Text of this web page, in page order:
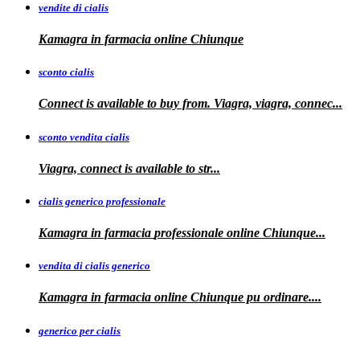
vendite di cialis
Kamagra in farmacia online Chiunque
sconto cialis
Connect is available to buy from. Viagra, viagra, connec...
sconto vendita cialis
Viagra, connect is available to str...
cialis generico professionale
Kamagra in farmacia professionale online Chiunque...
vendita di cialis generico
Kamagra in farmacia online Chiunque pu ordinare....
generico per cialis